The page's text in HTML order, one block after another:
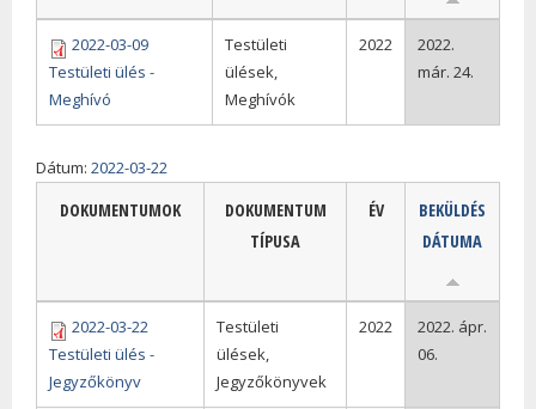
2022-03-09
Testületi ülés -
Meghívó
Testületi
ülések,
Meghívók
2022
2022.
már. 24.
Dátum: 2022-03-22
DOKUMENTUMOK
DOKUMENTUM
TÍPUSA
ÉV
BEKÜLDÉS
DÁTUMA
2022-03-22
Testületi ülés -
Jegyzőkönyv
Testületi
ülések,
Jegyzőkönyvek
2022
2022. ápr.
06.